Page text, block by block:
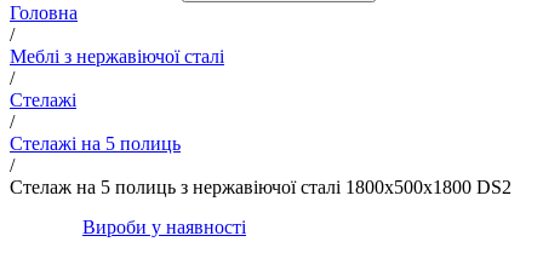
Головна
/
Меблі з нержавіючої сталі
/
Стелажі
/
Стелажі на 5 полиць
/
Стелаж на 5 полиць з нержавіючої сталі 1800х500х1800 DS2
Вироби у наявності